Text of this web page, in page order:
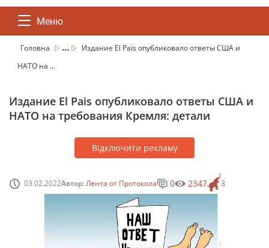
Меню
Головна ...
Издание El Pais опубликовало ответы США и
НАТО на ...
Издание El Pais опубликовало ответы США и
НАТО на требования Кремля: детали
Відключити рекламу
03.02.2022Автор:Лента от Протокола 3
0 2347